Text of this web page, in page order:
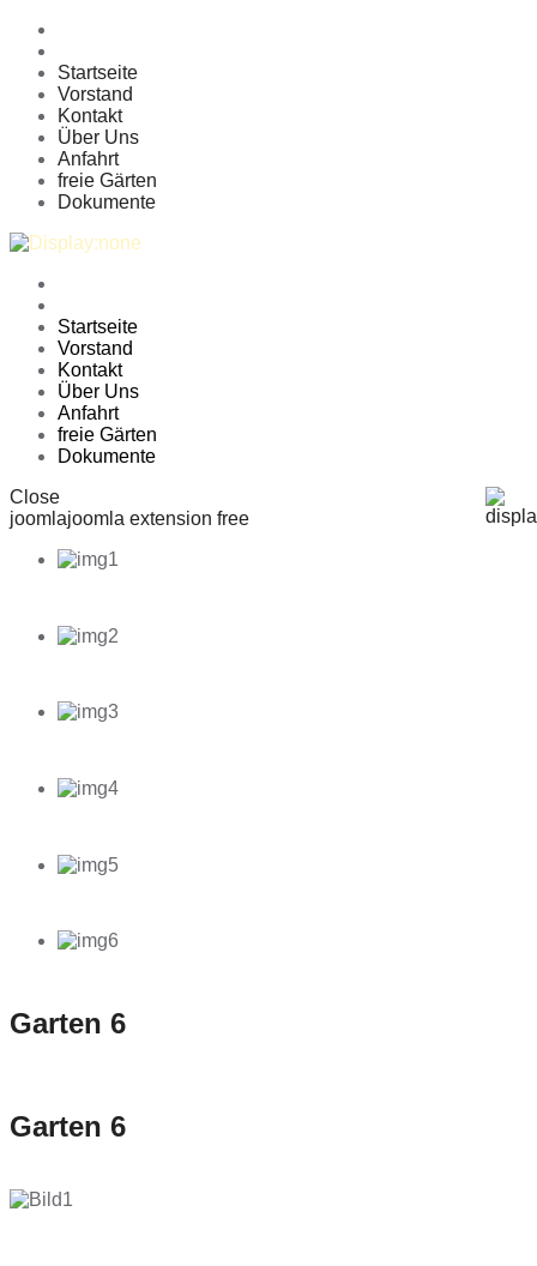
Startseite
Vorstand
Kontakt
Über Uns
Anfahrt
freie Gärten
Dokumente
Startseite
Vorstand
Kontakt
Über Uns
Anfahrt
freie Gärten
Dokumente
Close
joomlajoomla extension free
Garten 6
Garten 6